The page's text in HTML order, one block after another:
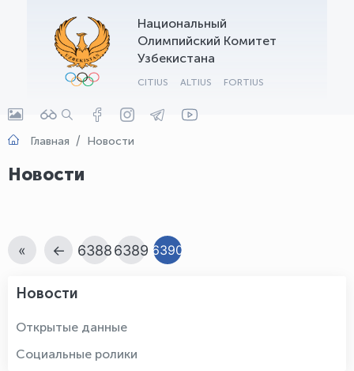
Национальный
Олимпийский Комитет
Узбекистана
CITIUS ALTIUS FORTIUS
Главная Новости
Новости
« ← 63886389 6390
Новости
Открытые данные
Социальные ролики
OLYMPCHIK AI - yordamchi
Онлайн · olympic.uz